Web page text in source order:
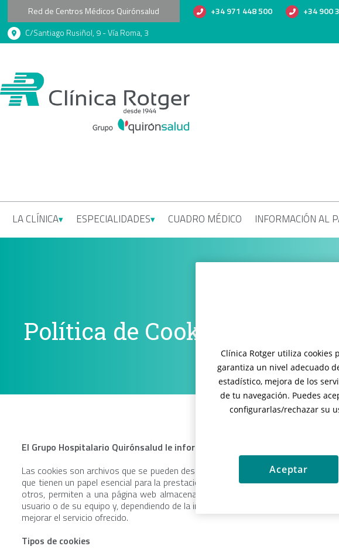
Red de Centros Médicos Quirónsalud +34 971 448 500
+34 900
C/Santiago Rusiñol, 9 - Vía Roma, 3
LA CLÍNICA ESPECIALIDADES CUADRO MÉDICO INFORMACIÓN AL
Política de Cookies
El Grupo Hospitalario Quirónsalud le informa acerca del uso de las cookies
Las cookies son archivos que se pueden descargar en su equipo a través de las
que tienen un papel esencial para la prestación de numerosos servicios de la
otros, permiten a una página web almacenar y recuperar información sobre los
usuario o de su equipo y, dependiendo de la información obtenida, se pueden
mejorar el servicio ofrecido.
Tipos de cookies
Clínica Rotger utiliza cookies
garantiza un nivel adecuado
estadístico, mejora de los
de tu navegación. Puedes
configurarlas/rechazar su
Aceptar